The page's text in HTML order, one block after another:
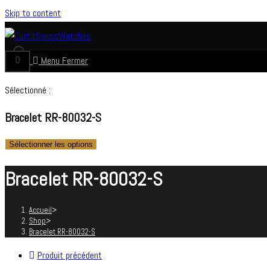
Skip to content
0 Menu Fermer
Sélectionné :
Bracelet RR-80032-S
Sélectionner les options
Bracelet RR-80032-S
Accueil>
Shop>
Bracelet RR-80032-S
Produit précédent